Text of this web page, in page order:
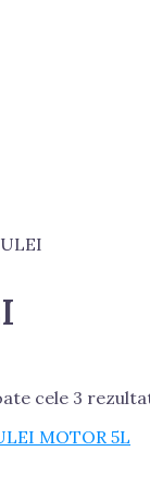
cele 3